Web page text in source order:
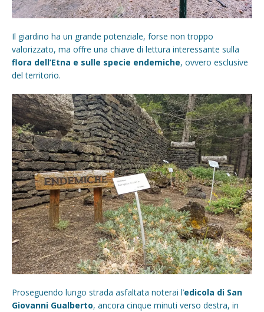
Il giardino ha un grande potenziale, forse non troppo
valorizzato, ma offre una chiave di lettura interessante sulla
flora dell’Etna e sulle specie endemiche, ovvero esclusive
del territorio.
Proseguendo lungo strada asfaltata noterai l’edicola di San
Giovanni Gualberto, ancora cinque minuti verso destra, in